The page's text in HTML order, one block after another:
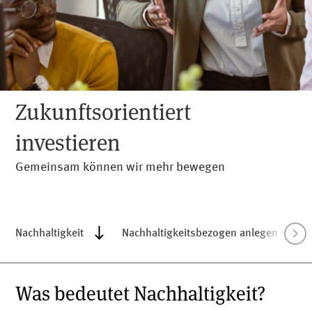
befolgen oder Zahlungen zu leisten, gehen Sie bitte
nicht darauf ein. Melden Sie bitte zweifelhafte
Aktivitäten an
info@meag.com .
Zukunftsorientiert
investieren
Gemeinsam können wir mehr bewegen
Nachhaltigkeit Nachhaltigkeitsbezogen anlegen
Was bedeutet Nachhaltigkeit?